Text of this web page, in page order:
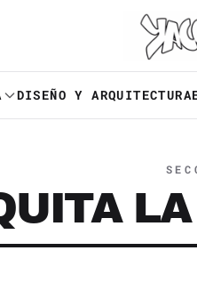
DISEÑO Y ARQUITECTURA